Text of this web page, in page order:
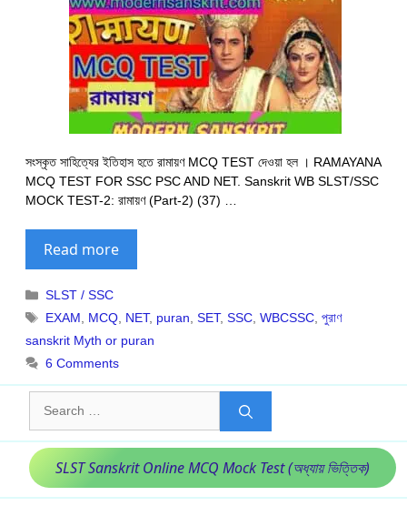
সংস্কৃত সাহিত্যের ইতিহাস হতে রামায়ণ MCQ TEST দেওয়া হল । RAMAYANA
MCQ TEST FOR SSC PSC AND NET. Sanskrit WB SLST/SSC
MOCK TEST-2: রামায়ণ (Part-2) (37) …
Read more
Categories
SLST / SSC
Tags
EXAM MCQ NET, puran ,SET,SSC ,WBCSSC ,পুরাণ
sanskrit Myth or puran
6 Comments
for:
SLST Sanskrit Online MCQ Mock Test (অধ্যায় ভিত্তিক)